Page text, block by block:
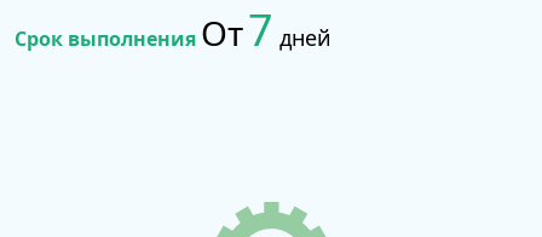
Срок выполнения От7 дней